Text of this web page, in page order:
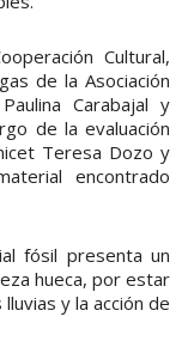
Cultural,
de la Asociación
Carabajal y
de la evaluación
Teresa Dozo y
encontrado
fósil presenta un
hueca, por estar
y la acción de